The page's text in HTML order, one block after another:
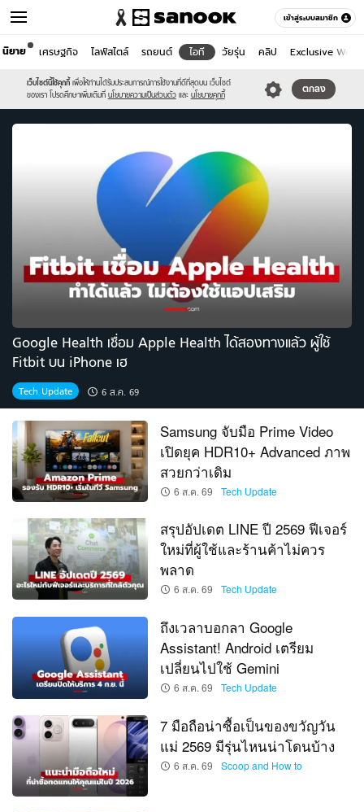
เข้าสู่ระบบสมาชิก
เศรษฐกิจ ไลฟ์สไตล์ รถยนต์ ไอที วัยรุ่น คลิป Exclusive WeTV
นิยาย
ไอที หมวดอื่นๆ
เว็บไซต์นี้ใช้คุกกี้ เพื่อให้ท่านได้รับประสบการณ์การใช้งานที่ดีที่สุดบน เว็บไซต์
ของเรา โปรดศึกษาเพิ่มเติมที่ นโยบายความเป็นส่วนตัว และ นโยบายคุกกี้
ตกลง
Google Health เชื่อม Apple Health ได้สองทางแล้ว ผู้ใช้
Fitbit บน iPhone เฮ
6 ส.ค. 69
Tech Update
Samsung จับมือ Prime Video
เปิดยุค HDR10+ Advanced ภาพ
สวยกว่าเดิม
6 ส.ค. 69 Tech Update
สรุปอัปเดต LINE ปี 2569 ฟีเจอร์
ใหม่ที่ผู้ใช้และร้านค้าไม่ควร
พลาด
6 ส.ค. 69 Tech Update
ถึงเวลาบอกลา Google
Assistant! Android เตรียม
เปลี่ยนไปใช้ Gemini
6 ส.ค. 69 Tech Update
7 มือถือน่าซื้อเป็นของขวัญวัน
แม่ 2569 มีรุ่นไหนน่าโดนบ้าง
6 ส.ค. 69 Scoop and How to